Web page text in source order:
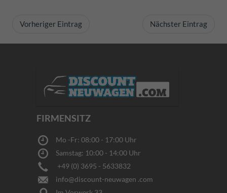
Vorheriger Eintrag Nächster Eintrag
FIRMENSITZ
Mo -Fr: 08:00 - 17:00 Uhr
Samstag: 10:00 - 14:00 Uhr
+49 (0) 3695 - 5633832
info@discount-neuwagen .com